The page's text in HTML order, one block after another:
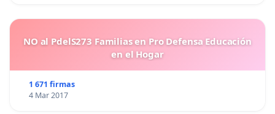
NO al PdelS273 Familias en Pro Defensa Educación
en el Hogar
1 671 firmas
4 Mar 2017